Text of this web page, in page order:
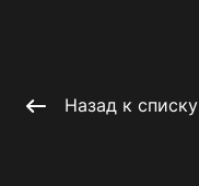
Назад к списку